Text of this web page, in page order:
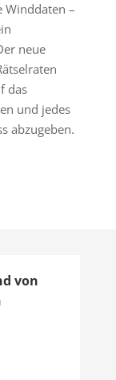
Winddaten –
neue
das
und jedes
abzugeben.
von